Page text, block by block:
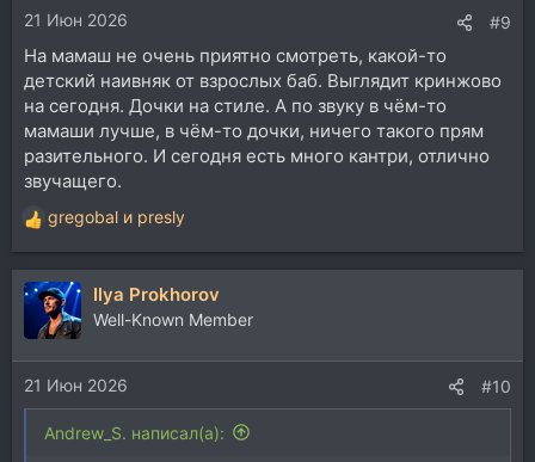
21 Июн 2026 #9
На мамаш не очень приятно смотреть, какой-то
детский наивняк от взрослых баб. Выглядит кринжово
на сегодня. Дочки на стиле. А по звуку в чём-то
мамаши лучше, в чём-то дочки, ничего такого прям
разительного. И сегодня есть много кантри, отлично
звучащего.
Р
е
а
к
ц
и
и
:
gregobal и presly
Ilya Prokhorov
Well-Known Member
21 Июн 2026 #10
Andrew_S. написал(а):